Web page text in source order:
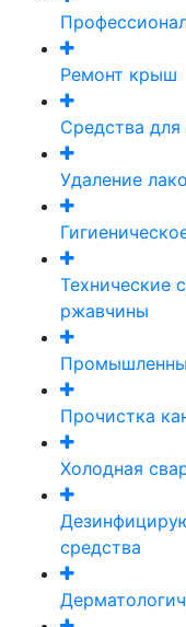
Ремонт крыш
Средства
Удаление
Технические
ржавчины
Прочистка
Холодная
средства